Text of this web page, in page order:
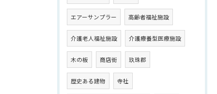
エアーサンプラー 高齢者福祉施設
介護老人福祉施設 介護療養型医療施設
木の板 商店街 玖珠郡
歴史ある建物 寺社